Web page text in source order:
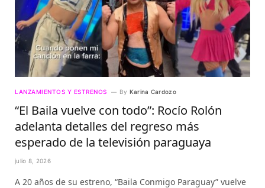
LANZAMIENTOS Y ESTRENOS By Karina Cardozo
“El Baila vuelve con todo”: Rocío Rolón
adelanta detalles del regreso más
esperado de la televisión paraguaya
julio 8, 2026
A 20 años de su estreno, “Baila Conmigo Paraguay” vuelve